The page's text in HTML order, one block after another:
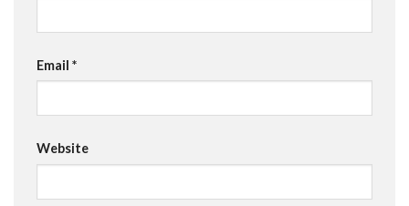
Email *
Website